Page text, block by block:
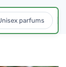
parfums